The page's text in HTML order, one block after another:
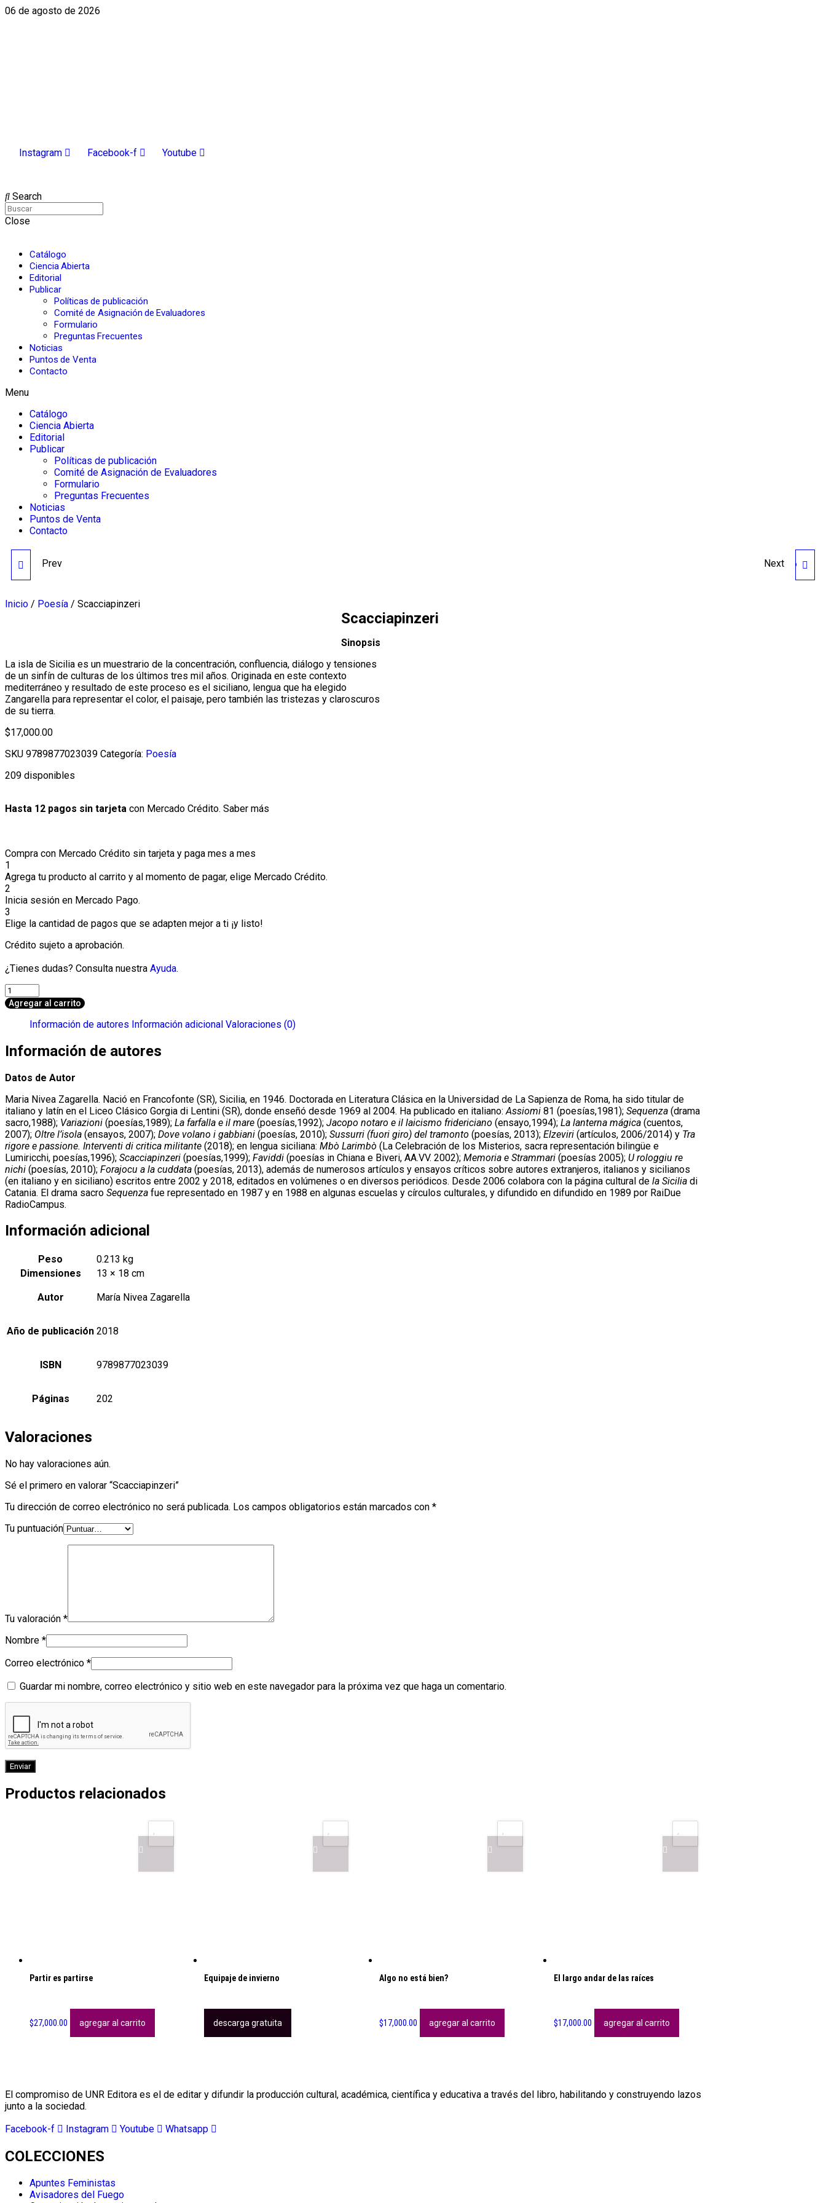
06 de agosto de 2026
Instagram Facebook-f
Youtube
Search
Close
Catálogo
Ciencia Abierta
Editorial
Publicar
Políticas de publicación
Comité de Asignación de Evaluadores
Formulario
Preguntas Frecuentes
Noticias
Puntos de Venta
Contacto
Menu
Catálogo
Ciencia Abierta
Editorial
Publicar
Políticas de publicación
Comité de Asignación de Evaluadores
Formulario
Preguntas Frecuentes
Noticias
Puntos de Venta
Contacto
Prev LOS LIBROS DE HOMERO
Next
Inicio / Poesía / Scacciapinzeri
Scacciapinzeri
Sinopsis
La isla de Sicilia es un muestrario de la concentración, confluencia, diálogo y tensiones
de un sinfín de culturas de los últimos tres mil años. Originada en este contexto
mediterráneo y resultado de este proceso es el siciliano, lengua que ha elegido
Zangarella para representar el color, el paisaje, pero también las tristezas y claroscuros
de su tierra.
$17,000.00
SKU 9789877023039 Categoría: Poesía
209 disponibles
Hasta 12 pagos sin tarjeta con Mercado Crédito. Saber más
Compra con Mercado Crédito sin tarjeta y paga mes a mes
1
Agrega tu producto al carrito y al momento de pagar, elige Mercado Crédito.
2
Inicia sesión en Mercado Pago.
3
Elige la cantidad de pagos que se adapten mejor a ti ¡y listo!
Crédito sujeto a aprobación.
¿Tienes dudas? Consulta nuestra Ayuda.
Scacciapinzeri
cantidad
Agregar al carrito
Información de autores Información adicional Valoraciones (0)
Información de autores
Datos de Autor
Maria Nivea Zagarella. Nació en Francofonte (SR), Sicilia, en 1946. Doctorada en Literatura Clásica en la Universidad de La Sapienza de Roma, ha sido titular de
italiano y latín en el Liceo Clásico Gorgia di Lentini (SR), donde enseñó desde 1969 al 2004. Ha publicado en italiano: Assiomi 81 (poesías,1981); Sequenza (drama
sacro,1988); Variazioni (poesías,1989); La farfalla e il mare (poesías,1992); Jacopo notaro e il laicismo fridericiano (ensayo,1994); La lanterna mágica (cuentos,
2007); Oltre l’isola (ensayos, 2007); Dove volano i gabbiani (poesías, 2010); Sussurri (fuori giro) del tramonto (poesías, 2013); Elzeviri (artículos, 2006/2014) y Tra
rigore e passione. Interventi di critica militante (2018); en lengua siciliana: Mbò Larimbò (La Celebración de los Misterios, sacra representación bilingüe e
Lumiricchi, poesías,1996); Scacciapinzeri (poesías,1999); Faviddi (poesías in Chiana e Biveri, AA.VV. 2002); Memoria e Strammari (poesías 2005); U rologgiu re
nichi (poesías, 2010); Forajocu a la cuddata (poesías, 2013), además de numerosos artículos y ensayos críticos sobre autores extranjeros, italianos y sicilianos
(en italiano y en siciliano) escritos entre 2002 y 2018, editados en volúmenes o en diversos periódicos. Desde 2006 colabora con la página cultural de la Sicilia di
Catania. El drama sacro Sequenza fue representado en 1987 y en 1988 en algunas escuelas y círculos culturales, y difundido en difundido en 1989 por RaiDue
RadioCampus.
Información adicional
Peso
0.213 kg
Dimensiones
13 × 18 cm
Autor María Nivea Zagarella
Año de publicación 2018
ISBN 9789877023039
Páginas 202
Valoraciones
No hay valoraciones aún.
Sé el primero en valorar “Scacciapinzeri”
Tu dirección de correo electrónico no será publicada. Los campos obligatorios están marcados con *
Tu puntuación
Tu valoración *
Nombre *
Correo electrónico *
Guardar mi nombre, correo electrónico y sitio web en este navegador para la próxima vez que haga un comentario.
Productos relacionados
Partir es partirse
$27,000.00 agregar al carrito
Equipaje de invierno
descarga gratuita
Algo no está bien?
$17,000.00 agregar al carrito
El largo andar de las raíces
$17,000.00 agregar al carrito
El compromiso de UNR Editora es el de editar y difundir la producción cultural, académica, científica y educativa a través del libro, habilitando y construyendo lazos
junto a la sociedad.
Facebook-f
Instagram Youtube Whatsapp
COLECCIONES
Apuntes Feministas
Avisadores del Fuego